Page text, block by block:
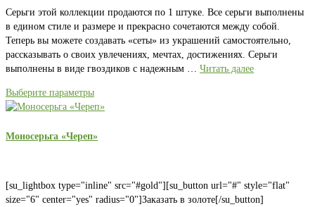
Серьги этой коллекции продаются по 1 штуке. Все серьги выполнены
в едином стиле и размере и прекрасно сочетаются между собой.
Теперь вы можете создавать «сеты» из украшений самостоятельно,
рассказывать о своих увлечениях, мечтах, достижениях. Серьги
выполнены в виде гвоздиков с надежным … Читать далее
Выберите параметры
Моносерьга «Череп»
[su_lightbox type="inline" src="#gold"][su_button url="#" style="flat"
size="6" center="yes" radius="0"]Заказать в золоте[/su_button]